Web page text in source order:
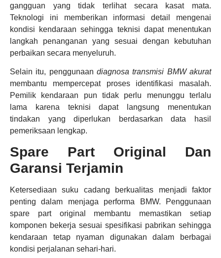
gangguan yang tidak terlihat secara kasat mata.
Teknologi ini memberikan informasi detail mengenai
kondisi kendaraan sehingga teknisi dapat menentukan
langkah penanganan yang sesuai dengan kebutuhan
perbaikan secara menyeluruh.
Selain itu, penggunaan diagnosa transmisi BMW akurat
membantu mempercepat proses identifikasi masalah.
Pemilik kendaraan pun tidak perlu menunggu terlalu
lama karena teknisi dapat langsung menentukan
tindakan yang diperlukan berdasarkan data hasil
pemeriksaan lengkap.
Spare Part Original Dan
Garansi Terjamin
Ketersediaan suku cadang berkualitas menjadi faktor
penting dalam menjaga performa BMW. Penggunaan
spare part original membantu memastikan setiap
komponen bekerja sesuai spesifikasi pabrikan sehingga
kendaraan tetap nyaman digunakan dalam berbagai
kondisi perjalanan sehari-hari.